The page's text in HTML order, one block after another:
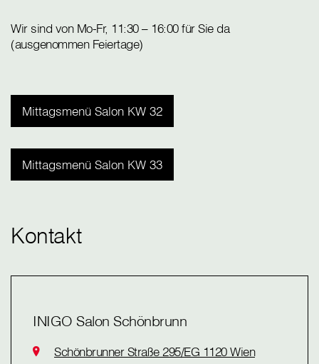
Wir sind von Mo-Fr, 11:30 – 16:00 für Sie da
(ausgenommen Feiertage)
Mittagsmenü Salon KW 32
Mittagsmenü Salon KW 33
Kontakt
INIGO Salon Schönbrunn
Schönbrunner Straße 295/EG 1120 Wien